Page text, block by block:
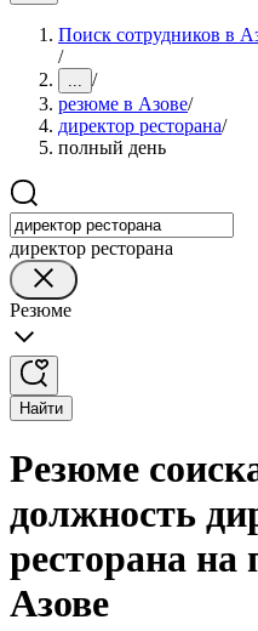
Поиск сотрудников в
/
... /
резюме в Азове/
директор ресторана/
полный день
директор ресторана
Резюме
Найти
Резюме
должность
ресторана
Азове